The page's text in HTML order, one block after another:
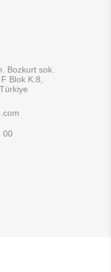
Bozkurt sok.
Blok K:8,
00